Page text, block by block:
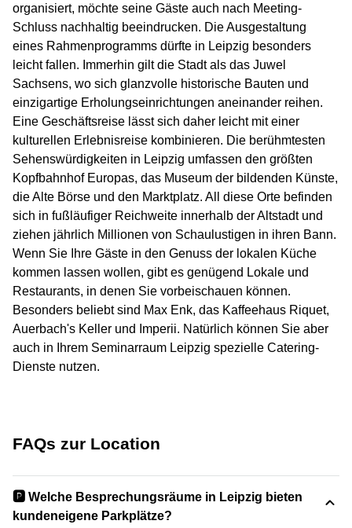
organisiert, möchte seine Gäste auch nach Meeting-
Schluss nachhaltig beeindrucken. Die Ausgestaltung
eines Rahmenprogramms dürfte in Leipzig besonders
leicht fallen. Immerhin gilt die Stadt als das Juwel
Sachsens, wo sich glanzvolle historische Bauten und
einzigartige Erholungseinrichtungen aneinander reihen.
Eine Geschäftsreise lässt sich daher leicht mit einer
kulturellen Erlebnisreise kombinieren. Die berühmtesten
Sehenswürdigkeiten in Leipzig umfassen den größten
Kopfbahnhof Europas, das Museum der bildenden Künste,
die Alte Börse und den Marktplatz. All diese Orte befinden
sich in fußläufiger Reichweite innerhalb der Altstadt und
ziehen jährlich Millionen von Schaulustigen in ihren Bann.
Wenn Sie Ihre Gäste in den Genuss der lokalen Küche
kommen lassen wollen, gibt es genügend Lokale und
Restaurants, in denen Sie vorbeischauen können.
Besonders beliebt sind Max Enk, das Kaffeehaus Riquet,
Auerbach's Keller und Imperii. Natürlich können Sie aber
auch in Ihrem Seminarraum Leipzig spezielle Catering-
Dienste nutzen.
FAQs zur Location
🅿️ Welche Besprechungsräume in Leipzig bieten
kundeneigene Parkplätze?